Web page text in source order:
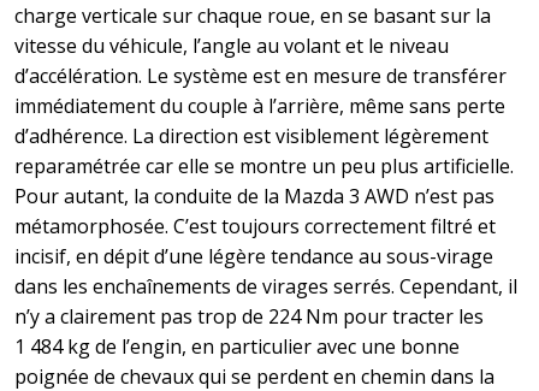
charge verticale sur chaque roue, en se basant sur la
vitesse du véhicule, l’angle au volant et le niveau
d’accélération. Le système est en mesure de transférer
immédiatement du couple à l’arrière, même sans perte
d’adhérence. La direction est visiblement légèrement
reparamétrée car elle se montre un peu plus artificielle.
Pour autant, la conduite de la Mazda 3 AWD n’est pas
métamorphosée. C’est toujours correctement filtré et
incisif, en dépit d’une légère tendance au sous-virage
dans les enchaînements de virages serrés. Cependant, il
n’y a clairement pas trop de 224 Nm pour tracter les
1 484 kg de l’engin, en particulier avec une bonne
poignée de chevaux qui se perdent en chemin dans la